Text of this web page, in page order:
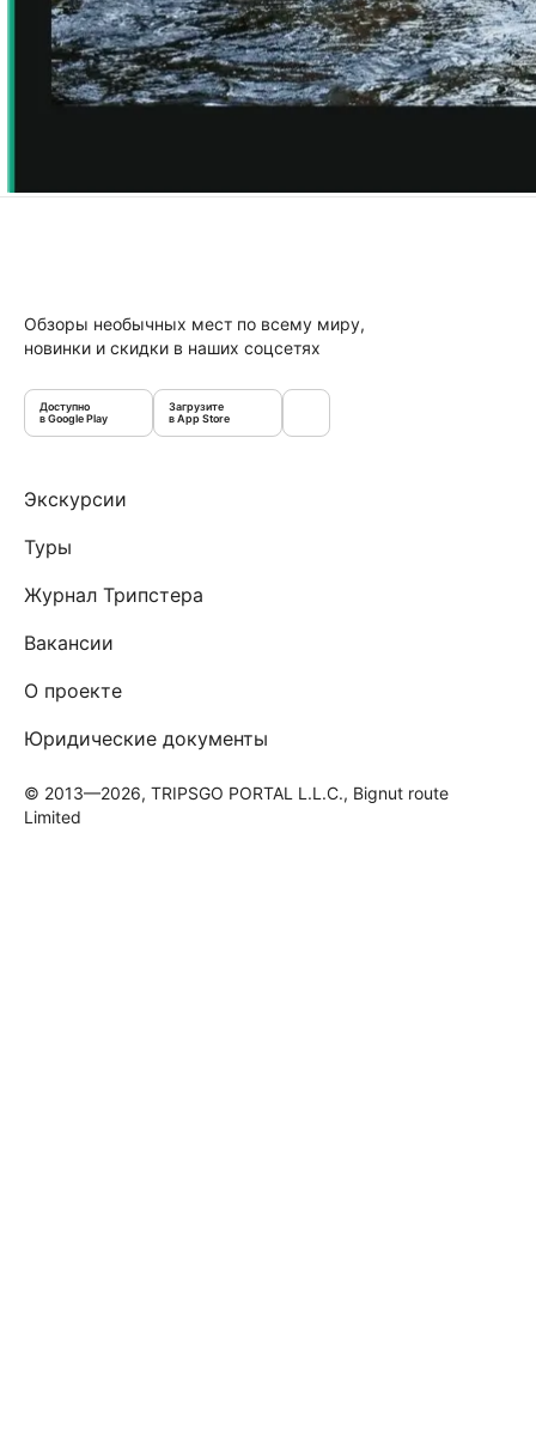
Обзоры необычных мест по всему миру,
новинки и скидки в наших соцсетях
Доступно
в Google Play
Загрузите
в App Store
Экскурсии
Туры
Журнал Трипстера
Вакансии
О проекте
Юридические документы
© 2013—2026, TRIPSGO PORTAL L.L.C., Bignut route
Limited